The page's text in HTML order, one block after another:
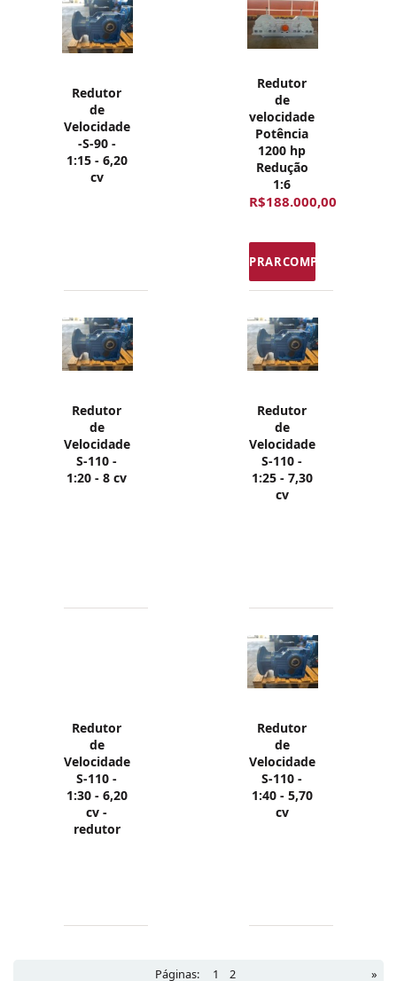
Redutor
de
Velocidade
-S-90 -
1:15 - 6,20
cv
Redutor
de
velocidade
Potência
1200 hp
Redução
1:6
R$188.000,00
COMPRAR
Redutor
de
Velocidade
S-110 -
1:20 - 8 cv
Redutor
de
Velocidade
S-110 -
1:25 - 7,30
cv
Redutor
de
Velocidade
S-110 -
1:30 - 6,20
cv -
redutor
Redutor
de
Velocidade
S-110 -
1:40 - 5,70
cv
»
Páginas: 1 2